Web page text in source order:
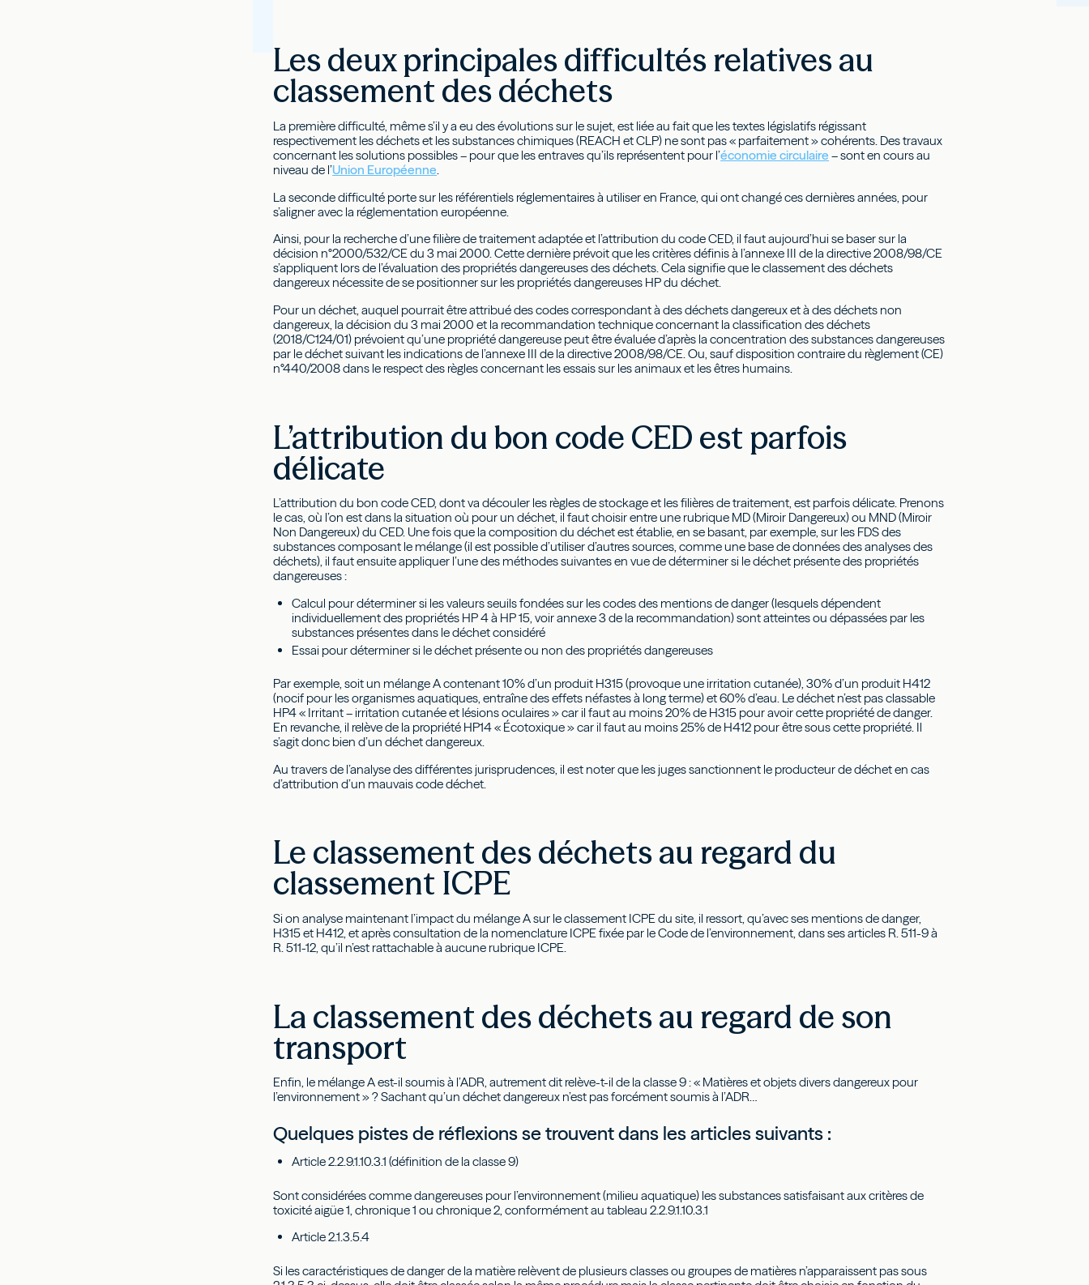
Les deux principales difficultés relatives au
classement des déchets
La première difficulté, même s’il y a eu des évolutions sur le sujet, est liée au fait que les textes législatifs régissant
respectivement les déchets et les substances chimiques (REACH et CLP) ne sont pas « parfaitement » cohérents. Des travaux
concernant les solutions possibles – pour que les entraves qu’ils représentent pour l’économie circulaire – sont en cours au
niveau de l’Union Européenne.
La seconde difficulté porte sur les référentiels réglementaires à utiliser en France, qui ont changé ces dernières années, pour
s’aligner avec la réglementation européenne.
Ainsi, pour la recherche d’une filière de traitement adaptée et l’attribution du code CED, il faut aujourd’hui se baser sur la
décision n°2000/532/CE du 3 mai 2000. Cette dernière prévoit que les critères définis à l’annexe III de la directive 2008/98/CE
s’appliquent lors de l’évaluation des propriétés dangereuses des déchets. Cela signifie que le classement des déchets
dangereux nécessite de se positionner sur les propriétés dangereuses HP du déchet.
Pour un déchet, auquel pourrait être attribué des codes correspondant à des déchets dangereux et à des déchets non
dangereux, la décision du 3 mai 2000 et la recommandation technique concernant la classification des déchets
(2018/C124/01) prévoient qu’une propriété dangereuse peut être évaluée d’après la concentration des substances dangereuses
par le déchet suivant les indications de l’annexe III de la directive 2008/98/CE. Ou, sauf disposition contraire du règlement (CE)
n°440/2008 dans le respect des règles concernant les essais sur les animaux et les êtres humains.
L’attribution du bon code CED est parfois
délicate
L’attribution du bon code CED, dont va découler les règles de stockage et les filières de traitement, est parfois délicate. Prenons
le cas, où l’on est dans la situation où pour un déchet, il faut choisir entre une rubrique MD (Miroir Dangereux) ou MND (Miroir
Non Dangereux) du CED. Une fois que la composition du déchet est établie, en se basant, par exemple, sur les FDS des
substances composant le mélange (il est possible d’utiliser d’autres sources, comme une base de données des analyses des
déchets), il faut ensuite appliquer l’une des méthodes suivantes en vue de déterminer si le déchet présente des propriétés
dangereuses :
Calcul pour déterminer si les valeurs seuils fondées sur les codes des mentions de danger (lesquels dépendent
individuellement des propriétés HP 4 à HP 15, voir annexe 3 de la recommandation) sont atteintes ou dépassées par les
substances présentes dans le déchet considéré
Essai pour déterminer si le déchet présente ou non des propriétés dangereuses
Par exemple, soit un mélange A contenant 10% d’un produit H315 (provoque une irritation cutanée), 30% d’un produit H412
(nocif pour les organismes aquatiques, entraîne des effets néfastes à long terme) et 60% d’eau. Le déchet n’est pas classable
HP4 « Irritant – irritation cutanée et lésions oculaires » car il faut au moins 20% de H315 pour avoir cette propriété de danger.
En revanche, il relève de la propriété HP14 « Écotoxique » car il faut au moins 25% de H412 pour être sous cette propriété. Il
s’agit donc bien d’un déchet dangereux.
Au travers de l’analyse des différentes jurisprudences, il est noter que les juges sanctionnent le producteur de déchet en cas
d’attribution d’un mauvais code déchet.
Le classement des déchets au regard du
classement ICPE
Si on analyse maintenant l’impact du mélange A sur le classement ICPE du site, il ressort, qu’avec ses mentions de danger,
H315 et H412, et après consultation de la nomenclature ICPE fixée par le Code de l’environnement, dans ses articles R. 511-9 à
R. 511-12, qu’il n’est rattachable à aucune rubrique ICPE.
La classement des déchets au regard de son
transport
Enfin, le mélange A est-il soumis à l’ADR, autrement dit relève-t-il de la classe 9 : « Matières et objets divers dangereux pour
l’environnement » ? Sachant qu’un déchet dangereux n’est pas forcément soumis à l’ADR…
Quelques pistes de réflexions se trouvent dans les articles suivants :
Article 2.2.9.1.10.3.1 (définition de la classe 9)
Sont considérées comme dangereuses pour l’environnement (milieu aquatique) les substances satisfaisant aux critères de
toxicité aigüe 1, chronique 1 ou chronique 2, conformément au tableau 2.2.9.1.10.3.1
Article 2.1.3.5.4
Si les caractéristiques de danger de la matière relèvent de plusieurs classes ou groupes de matières n’apparaissent pas sous